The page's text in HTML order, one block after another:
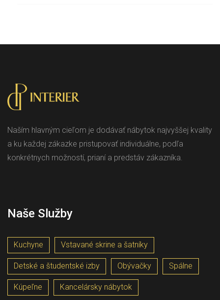
Naším hlavným cieľom je dodávať nábytok najvyššej kvality
a ku každej zákazke pristupovať individuálne, podľa
konkrétnych možností, prianí a predstáv zákazníka.
Naše Služby
Kuchyne Vstavané skrine a šatníky
Detské a študentské izby Obývačky Spálne
Kúpeľne Kancelársky nábytok